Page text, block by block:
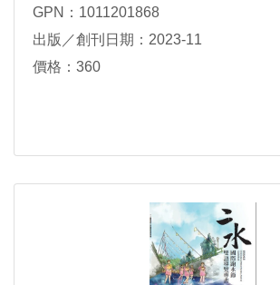
GPN：1011201868
出版／創刊日期：2023-11
價格：360